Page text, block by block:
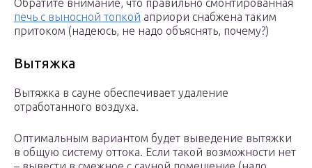
Обратите внимание, что правильно смонтированная
печь с выносной топкой априори снабжена таким
притоком (надеюсь, не надо объяснять, почему?)
Вытяжка
Вытяжка в сауне обеспечивает удаление
отработанного воздуха.
Оптимальным вариантом будет выведение вытяжки
в общую систему оттока. Если такой возможности нет